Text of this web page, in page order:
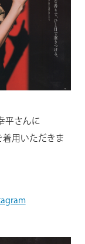
平さんに
着用いただきま